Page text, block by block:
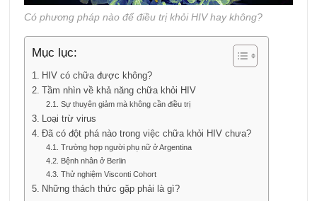
Có phương pháp nào để điều trị khỏi HIV hay không?
Mục lục:
HIV có chữa được không?
Tầm nhìn về khả năng chữa khỏi HIV
Sự thuyên giảm mà không cần điều trị
Loại trừ virus
Đã có đột phá nào trong việc chữa khỏi HIV chưa?
Trường hợp người phụ nữ ở Argentina
Bệnh nhân ở Berlin
Thử nghiệm Visconti Cohort
Những thách thức gặp phải là gì?